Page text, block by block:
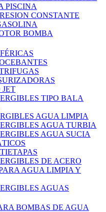
PISCINA
CONSTANTE
BOMBA
JET
TIPO BALA
AGUA LIMPIA
AGUA TURBIA
AGUA SUCIA
DE ACERO
AGUA LIMPIA Y
AGUAS
BOMBAS DE AGUA